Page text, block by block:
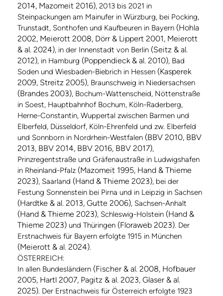
2014, Mazomeit 2016), 2013 bis 2021 in
Steinpackungen am Mainufer in Würzburg, bei Pocking,
Trunstadt, Sonthofen und Kaufbeuren in Bayern (Hohla
2002, Meierott 2008, Dörr & Lippert 2001, Meierott
& al. 2024), in der Innenstadt von Berlin (Seitz & al.
2012), in Hamburg (Poppendieck & al. 2010), Bad
Soden und Wiesbaden-Biebrich in Hessen (Kasperek
2009, Streitz 2005), Braunschweig in Niedersachsen
(Brandes 2003), Bochum-Wattenscheid, Nöttenstraße
in Soest, Hauptbahnhof Bochum, Köln-Raderberg,
Herne-Constantin, Wuppertal zwischen Barmen und
Elberfeld, Düsseldorf, Köln-Ehrenfeld und zw. Elberfeld
und Sonnborn in Nordrhein-Westfalen (BBV 2010, BBV
2013, BBV 2014, BBV 2016, BBV 2017),
Prinzregentstraße und Gräfenaustraße in Ludwigshafen
in Rheinland-Pfalz (Mazomeit 1995, Hand & Thieme
2023), Saarland (Hand & Thieme 2023), bei der
Festung Sonnenstein bei Pirna und in Leipzig in Sachsen
(Hardtke & al. 2013, Gutte 2006), Sachsen-Anhalt
(Hand & Thieme 2023), Schleswig-Holstein (Hand &
Thieme 2023) und Thüringen (Floraweb 2023). Der
Erstnachweis für Bayern erfolgte 1915 in München
(Meierott & al. 2024).
ÖSTERREICH:
In allen Bundesländern (Fischer & al. 2008, Hofbauer
2005, Hartl 2007, Pagitz & al. 2023, Glaser & al.
2025). Der Erstnachweis für Österreich erfolgte 1923